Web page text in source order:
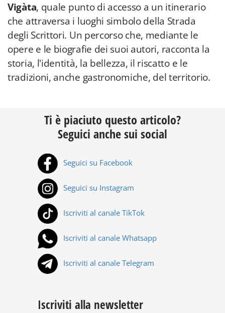
Vigàta, quale punto di accesso a un itinerario
che attraversa i luoghi simbolo della Strada
degli Scrittori. Un percorso che, mediante le
opere e le biografie dei suoi autori, racconta la
storia, l'identità, la bellezza, il riscatto e le
tradizioni, anche gastronomiche, del territorio.
Ti è piaciuto questo articolo?
Seguici anche sui social
Seguici su Facebook
Seguici su Instagram
Iscriviti al canale TikTok
Iscriviti al canale Whatsapp
Iscriviti al canale Telegram
Iscriviti alla newsletter